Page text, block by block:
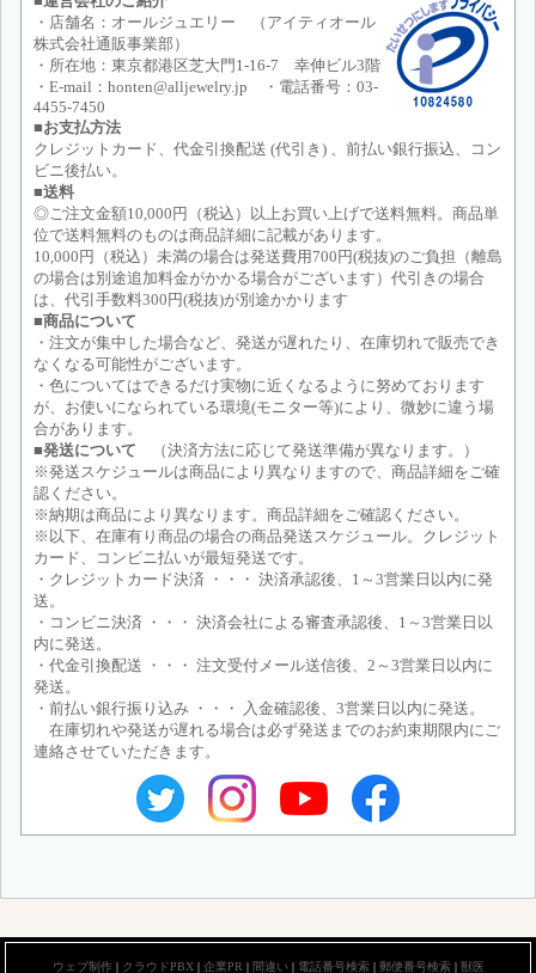
・店舗名：オールジュエリー （アイティオール
株式会社通販事業部）
・所在地：東京都港区芝大門1-16-7 幸伸ビル3階
・E-mail：honten@alljewelry.jp ・電話番号：03-
4455-7450
■お支払方法
クレジットカード、代金引換配送 (代引き) 、前払い銀行振込、コン
ビニ後払い。
■送料
◎ご注文金額10,000円（税込）以上お買い上げで送料無料。商品単
位で送料無料のものは商品詳細に記載があります。
10,000円（税込）未満の場合は発送費用700円(税抜)のご負担（離島
の場合は別途追加料金がかかる場合がございます）代引きの場合
は、代引手数料300円(税抜)が別途かかります
■商品について
・注文が集中した場合など、発送が遅れたり、在庫切れで販売でき
なくなる可能性がございます。
・色についてはできるだけ実物に近くなるように努めております
が、お使いになられている環境(モニター等)により、微妙に違う場
合があります。
■発送について （決済方法に応じて発送準備が異なります。）
※発送スケジュールは商品により異なりますので、商品詳細をご確
認ください。
※納期は商品により異なります。商品詳細をご確認ください。
※以下、在庫有り商品の場合の商品発送スケジュール。クレジット
カード、コンビニ払いが最短発送です。
・クレジットカード決済 ・・・ 決済承認後、1～3営業日以内に発
送。
・コンビニ決済 ・・・ 決済会社による審査承認後、1～3営業日以
内に発送。
・代金引換配送 ・・・ 注文受付メール送信後、2～3営業日以内に
発送。
・前払い銀行振り込み ・・・ 入金確認後、3営業日以内に発送。
在庫切れや発送が遅れる場合は必ず発送までのお約束期限内にご
連絡させていただきます。
ウェブ制作| クラウドPBX| 企業PR | 間違い | 電話番号検索| 郵便番号検索| 獣医